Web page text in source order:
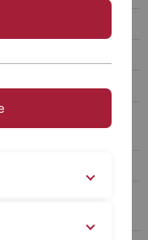
von Esna in Oberägypten